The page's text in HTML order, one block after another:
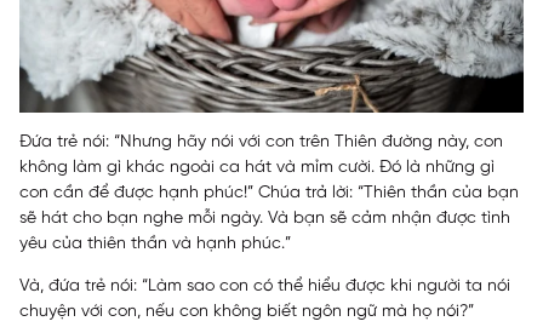
Đứa trẻ nói: “Nhưng hãy nói với con trên Thiên đường này, con
không làm gì khác ngoài ca hát và mỉm cười. Đó là những gì
con cần để được hạnh phúc!” Chúa trả lời: “Thiên thần của bạn
sẽ hát cho bạn nghe mỗi ngày. Và bạn sẽ cảm nhận được tình
yêu của thiên thần và hạnh phúc.”
Và, đứa trẻ nói: “Làm sao con có thể hiểu được khi người ta nói
chuyện với con, nếu con không biết ngôn ngữ mà họ nói?”